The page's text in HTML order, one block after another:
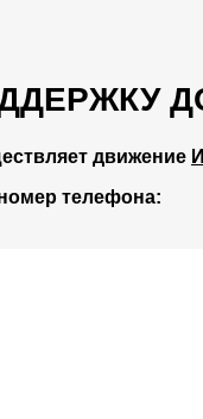
движение
телефона: